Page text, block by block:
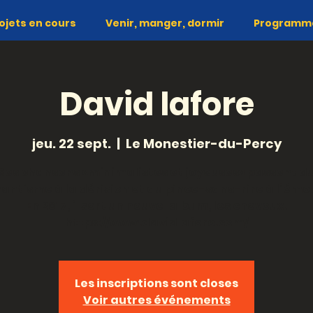
en cours Venir, manger, dormir
David lafore
jeu. 22 sept.
  |
Le Monestier-du-Percy
Les inscriptions sont closes
Voir autres événements